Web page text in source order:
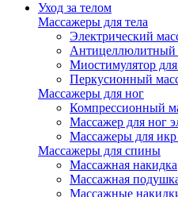
Уход за телом
Массажеры для тела
Электрический
Антицеллюлитный
Миостимулятор для
Перкусионный
Массажеры для ног
Компрессионный
Массажер для ног
Массажеры для икр
Массажеры для спины
Массажная накидка
Массажная
Массажные